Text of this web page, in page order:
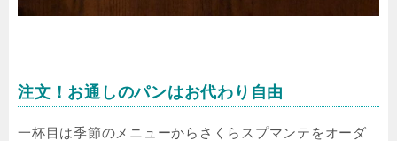
注文！お通しのパンはお代わり自由
一杯目は季節のメニューからさくらスプマンテをオーダ